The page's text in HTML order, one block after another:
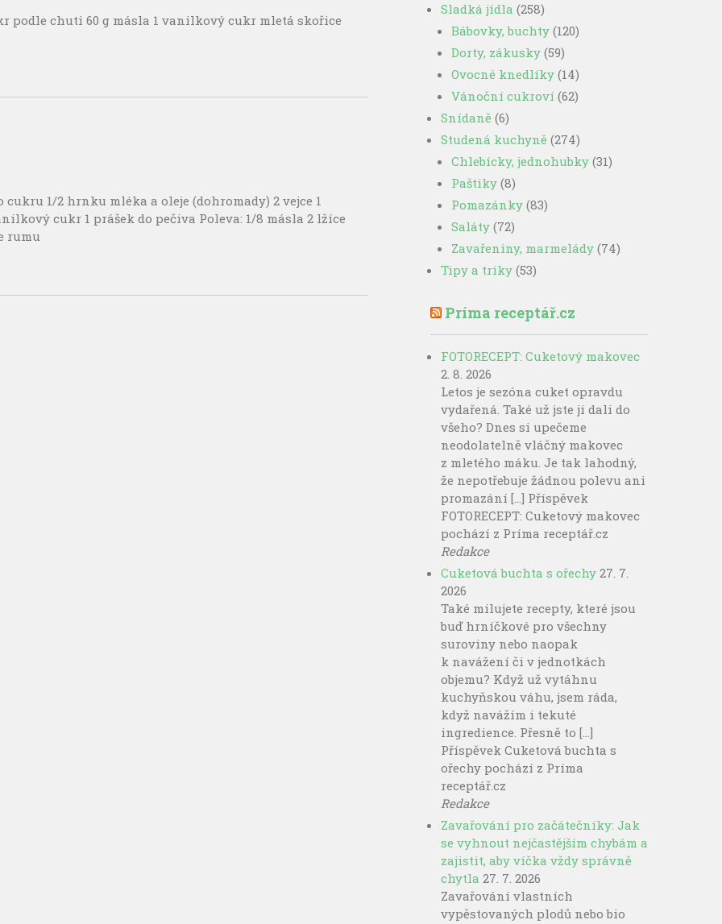
podle chuti 60 g másla 1 vanilkový cukr mletá skořice
1/2 hrnku mléka a oleje (dohromady) 2 vejce 1
cukr 1 prášek do pečiva Poleva: 1/8 másla 2 lžíce
rumu
Sladká jídla (258)
Bábovky, buchty (120)
Dorty, zákusky (59)
Ovocné knedlíky (14)
Vánoční cukroví (62)
Snídaně (6)
Studená kuchyně (274)
Chlebícky, jednohubky (31)
Paštiky (8)
Pomazánky (83)
Saláty (72)
Zavařeniny, marmelády (74)
Tipy a triky (53)
Príma receptář.cz
FOTORECEPT: Cuketový makovec
2. 8. 2026
Letos je sezóna cuket opravdu
vydařená. Také už jste ji dali do
všeho? Dnes si upečeme
neodolatelně vláčný makovec
z mletého máku. Je tak lahodný,
že nepotřebuje žádnou polevu ani
promazání […] Příspěvek
FOTORECEPT: Cuketový makovec
pochází z Príma receptář.cz
Redakce
Cuketová buchta s ořechy 27. 7.
2026
Také milujete recepty, které jsou
buď hrníčkové pro všechny
suroviny nebo naopak
k navážení či v jednotkách
objemu? Když už vytáhnu
kuchyňskou váhu, jsem ráda,
když navážím i tekuté
ingredience. Přesně to […]
Příspěvek Cuketová buchta s
ořechy pochází z Príma
receptář.cz
Redakce
Zavařování pro začátečníky: Jak
se vyhnout nejčastějším chybám a
zajistit, aby víčka vždy správně
chytla 27. 7. 2026
Zavařování vlastních
vypěstovaných plodů nebo bio